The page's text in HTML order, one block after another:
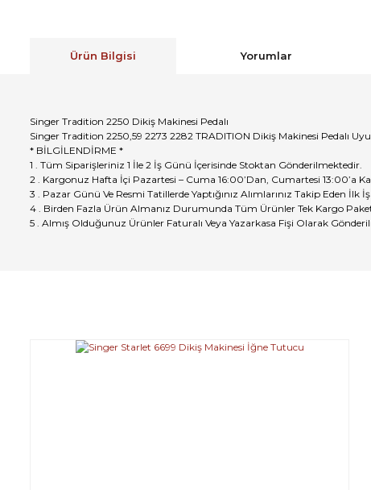
Ürün Bilgisi Yorumlar
Singer Tradition 2250 Dikiş Makinesi Pedalı
Singer Tradition 2250,59 2273 2282 TRADITION Dikiş Makinesi Pedalı
* BİLGİLENDİRME *
1 . Tüm Siparişleriniz 1 İle 2 İş Günü İçerisinde Stoktan Gönderilmektedir.
2 . Kargonuz Hafta İçi Pazartesi – Cuma 16:00’Dan, Cumartesi 13:00’a
3 . Pazar Günü Ve Resmi Tatillerde Yaptığınız Alımlarınız Takip Eden İlk
4 . Birden Fazla Ürün Almanız Durumunda Tüm Ürünler Tek Kargo
5 . Almış Olduğunuz Ürünler Faturalı Veya Yazarkasa Fişi Olarak